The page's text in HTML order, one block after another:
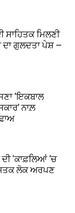
ਸਾਹਿਤਕ ਮਿਲਣੀ
ਦਾ ਗੁਲਦਤਾ ਪੇਸ਼ —
‘ਇਕਬਾਲ
ਨਾਲ਼
‘ਕਾਫ਼ਲਿਆਂ ’ਚ
ਲੋਕ ਅਰਪਣ